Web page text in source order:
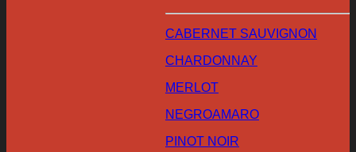
CABERNET SAUVIGNON
CHARDONNAY
MERLOT
NEGROAMARO
PINOT NOIR